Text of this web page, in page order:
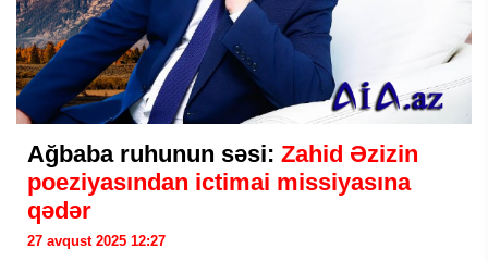
Ağbaba ruhunun səsi: Zahid Əzizin
poeziyasından ictimai missiyasına
qədər
27 avqust 2025 12:27